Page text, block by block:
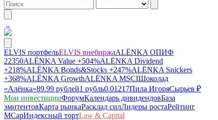
ELVIS портфельELVIS внебиржаALЁNKA ОПИФ
22350ALЁNKA Value +504%ALЁNKA Dividend
+218%ALЁNKA Bonds&Stocks +247%ALЁNKA Snickers
+368%ALЁNKA GrowthALЁNKA MSCIШоколад
«Алёнка»89.99 рублей1 рубль0.01217Пила ИгоряСырьев ₽
Мои инвестицииФорумКалендарь дивидендовБаза
эмитентовКарта рынкаРасклад силЛидеры ростаРейтинг
MCapИндексный тортLaw & Capital